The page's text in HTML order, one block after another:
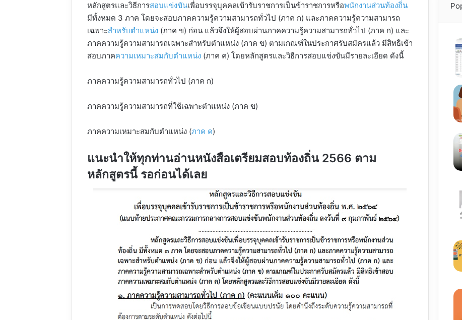
หลักสูตรและวิธีการสอบแข่งขันเพื่อบรรจุบุคคลเข้ารับราชการเป็นข้าราชการหรือพนักงานส่วนท้องถิ่น
มีทั้งหมด 3 ภาค โดยจะสอบภาคความรู้ความสามารถทั่วไป (ภาค ก) และภาคความรู้ความสามารถ
เฉพาะสำหรับตำแหน่ง (ภาค ข) ก่อน แล้วจึงให้ผู้สอบผ่านภาคความรู้ความสามารถทั่วไป (ภาค ก) และ
ภาคความรู้ความสามารถเฉพาะสำหรับตำแหน่ง (ภาค ข) ตามเกณฑ์ในประกาศรับสมัครแล้ว มีสิทธิเข้า
สอบภาคความเหมาะสมกับตำแหน่ง (ภาค ค) โดยหลักสูตรและวิธีการสอบแข่งขันมีรายละเอียด ดังนี้
ภาคความรู้ความสามารถทั่วไป (ภาค ก)
ภาคความรู้ความสามารถที่ใช้เฉพาะตำแหน่ง (ภาค ข)
ภาคความเหมาะสมกับตำแหน่ง (ภาค ค)
แนะนำให้ทุกท่านอ่านหนังสือเตรียมสอบท้องถิ่น 2566 ตาม
หลักสูตรนี้ รอก่อนได้เลย